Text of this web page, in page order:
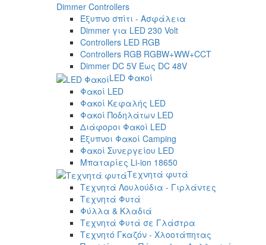
Dimmer Controllers
Έξυπνο σπίτι - Ασφάλεια
Dimmer για LED 230 Volt
Controllers LED RGB
Controllers RGB RGBW+WW+CCT
Dimmer DC 5V Έως DC 48V
LED Φακοί
Φακοί LED
Φακοί Κεφαλής LED
Φακοί Ποδηλάτων LED
Διάφοροι Φακοί LED
Έξυπνοι Φακοί Camping
Φακοί Συνεργείου LED
Μπαταρίες Li-ion 18650
Τεχνητά φυτά
Τεχνητά Λουλούδια - Γιρλάντες
Τεχνητά Φυτά
Φύλλα & Κλαδιά
Τεχνητά Φυτά σε Γλάστρα
Τεχνητό Γκαζόν - Χλοοτάπητας